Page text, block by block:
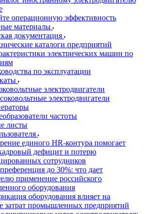
операционную эффективность
материалы
документация
каталоги предприятий
электрических машин по
по эксплуатации
электродвигатели
электродвигатели
частоты
листы
единого HR-контура помогает
дефицит и потерю
сотрудников
до 30%: что дает
применение российского
оборудования
оборудования влияет на
затрат промышленных предприятий